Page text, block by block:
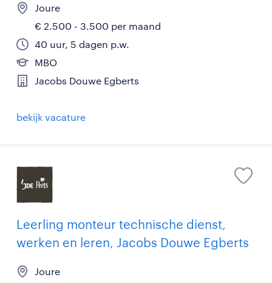
Joure
€ 2.500 - 3.500 per maand
40 uur, 5 dagen p.w.
MBO
Jacobs Douwe Egberts
bekijk vacature
Leerling monteur technische dienst,
werken en leren, Jacobs Douwe Egberts
Joure